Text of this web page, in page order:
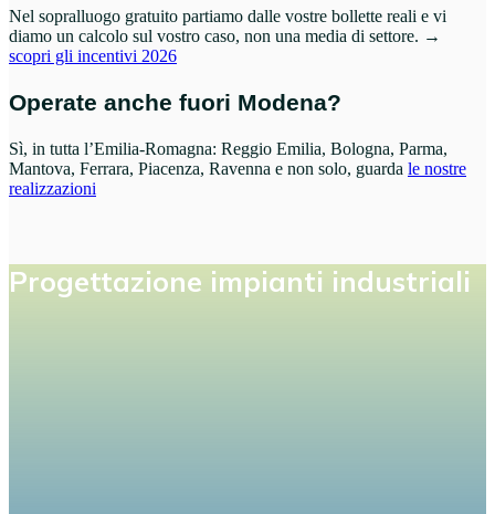
Nel sopralluogo gratuito partiamo dalle vostre bollette reali e vi
diamo un calcolo sul vostro caso, non una media di settore. →
scopri gli incentivi 2026
Operate anche fuori Modena?
Sì, in tutta l’Emilia-Romagna: Reggio Emilia, Bologna, Parma,
Mantova, Ferrara, Piacenza, Ravenna e non solo, guarda le nostre
realizzazioni
Progettazione impianti industriali